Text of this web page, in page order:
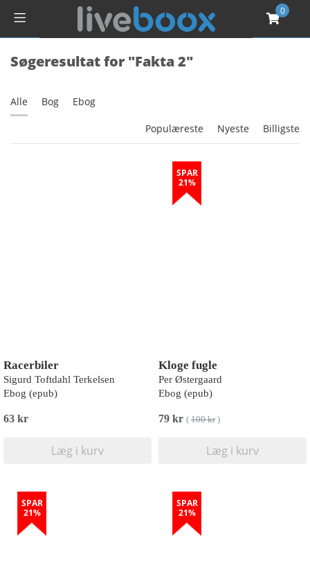
0
Søgeresultat for "Fakta 2"
Alle Bog Ebog
Populæreste Nyeste Billigste
Racerbiler
Sigurd Toftdahl Terkelsen
Ebog (epub)
63 kr
Læg i kurv
SPAR
21%
Kloge fugle
Per Østergaard
Ebog (epub)
79 kr ( 100 kr)
Læg i kurv
SPAR
21%
SPAR
21%